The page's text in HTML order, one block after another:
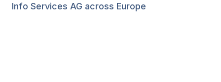
Info Services AG across Europe